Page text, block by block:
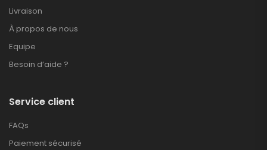
Livraison
À propos de nous
Equipe
Besoin d’aide ?
Service client
FAQs
Paiement sécurisé